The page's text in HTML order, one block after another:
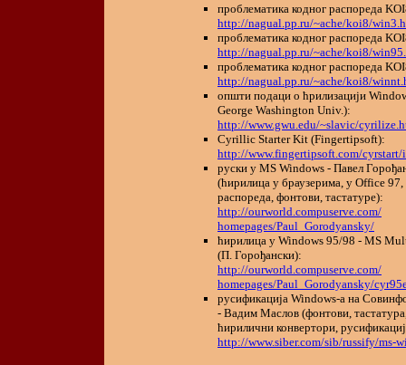
проблематика кодног распореда
http://nagual.pp.ru/~ache/koi8/
проблематика кодног распореда
http://nagual.pp.ru/~ache/koi8/
проблематика кодног распореда
http://nagual.pp.ru/~ache/koi8/
општи подаци о ћрилизацији
George Washington Univ.):
http://www.gwu.edu/~slavic/
Cyrillic Starter Kit (Fingertipsoft):
http://www.fingertipsoft.com/
руски у MS Windows - Павел
(ћирилица у браузерима, у Office 97,
распореда, фонтови, тастатуре):
http://ourworld.compuserve.com/
homepages/Paul_Gorodyansky/
ћирилица у Windows 95/98 - MS
(П. Горођански):
http://ourworld.compuserve.com/
homepages/Paul_Gorodyansky/
русификација Windows-а на
- Вадим Маслов (фонтови,
ћирилични конвертори,
http://www.siber.com/sib/russify/ms-